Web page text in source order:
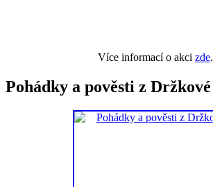
Více informací o akci zde.
Pohádky a pověsti z Držkové